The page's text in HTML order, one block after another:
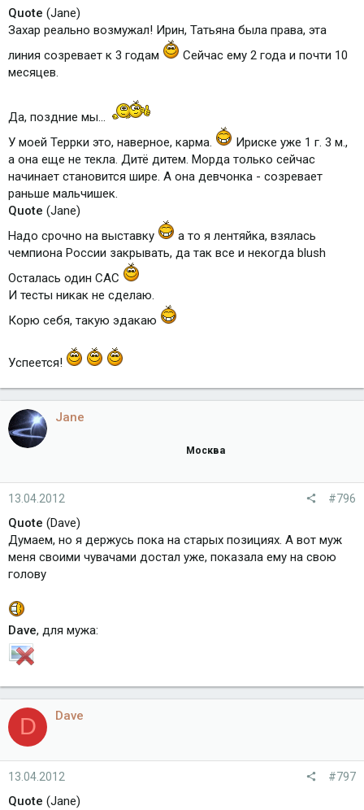
Quote (Jane)
Захар реально возмужал! Ирин, Татьяна была права, эта
линия созревает к 3 годам
Сейчас ему 2 года и почти 10
месяцев.
Да, поздние мы...
У моей Террки это, наверное, карма.
Ириске уже 1 г. 3 м.,
а она еще не текла. Дитё дитем. Морда только сейчас
начинает становится шире. А она девчонка - созревает
раньше мальчишек.
Quote (Jane)
Надо срочно на выставку
а то я лентяйка, взялась
чемпиона России закрывать, да так все и некогда blush
Осталась один САС
И тесты никак не сделаю.
Корю себя, такую эдакаю
Успеется!
Jane
Москва
13.04.2012 #796
Quote (Dave)
Думаем, но я держусь пока на старых позициях. А вот муж
меня своими чувачами достал уже, показала ему на свою
голову
Dave, для мужа:
D Dave
13.04.2012 #797
Quote (Jane)